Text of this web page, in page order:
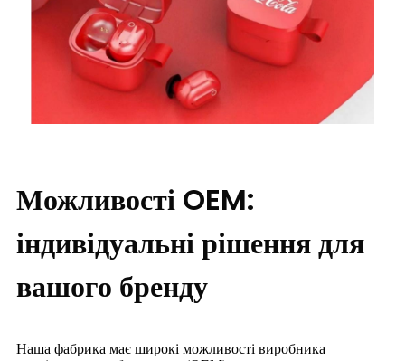
Можливості OEM:
індивідуальні рішення для
вашого бренду
Наша фабрика має широкі можливості виробника